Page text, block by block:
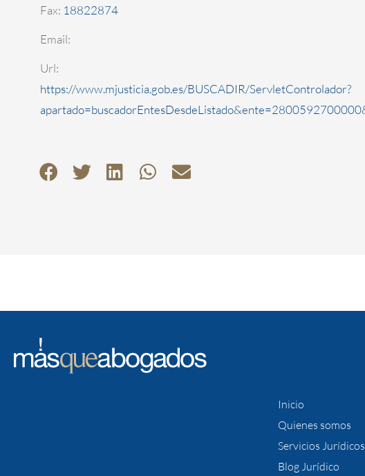
Fax: 18822874
Email:
Url:
https://www.mjusticia.gob.es/BUSCADIR/ServletControlador?
Inicio
Quienes somos
Servicios Jurídicos
Blog Jurídico